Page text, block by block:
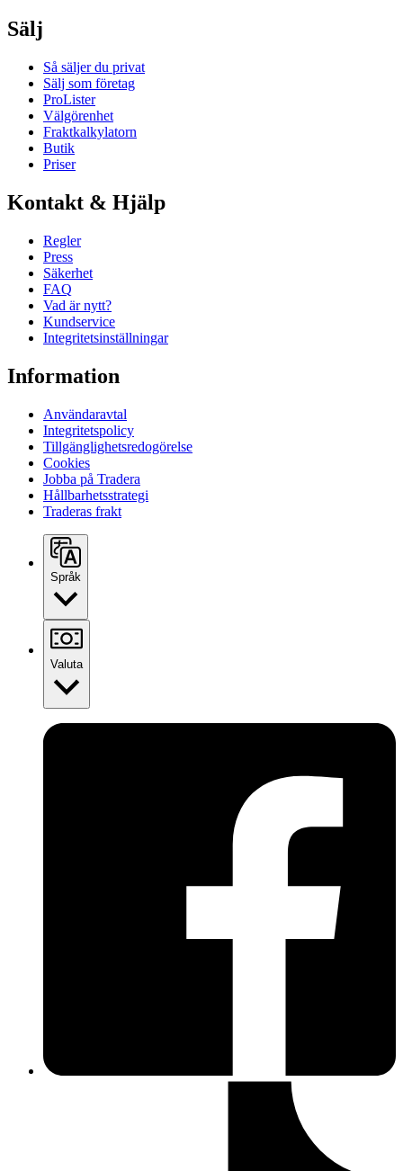
Sälj
Så säljer du privat
Sälj som företag
ProLister
Välgörenhet
Fraktkalkylatorn
Butik
Priser
Kontakt & Hjälp
Regler
Press
Säkerhet
FAQ
Vad är nytt?
Kundservice
Integritetsinställningar
Information
Användaravtal
Integritetspolicy
Tillgänglighetsredogörelse
Cookies
Jobba på Tradera
Hållbarhetsstrategi
Traderas frakt
Språk
Valuta